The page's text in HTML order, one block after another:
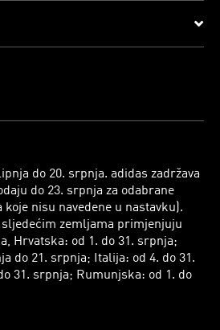
do 20. srpnja. adidas zadržava
do 23. srpnja za odabrane
nisu navedene u nastavku).
sljedećim zemljama primjenjuju
Hrvatska: od 1. do 31. srpnja;
do 21. srpnja; Italija: od 4. do 31.
31. srpnja; Rumunjska: od 1. do